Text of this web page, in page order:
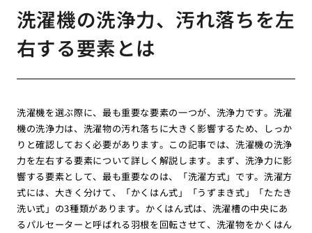
洗濯機の洗浄力、汚れ落ちを左
右する要素とは
洗濯機を選ぶ際に、最も重要な要素の一つが、洗浄力です。洗濯
機の洗浄力は、洗濯物の汚れ落ちに大きく影響するため、しっか
りと確認しておく必要があります。この記事では、洗濯機の洗浄
力を左右する要素について詳しく解説します。まず、洗浄力に影
響する要素として、最も重要なのは、「洗濯方式」です。洗濯方
式には、大きく分けて、「かくはん式」「うずまき式」「たたき
洗い式」の3種類があります。かくはん式は、洗濯槽の中央にあ
るパルセーターと呼ばれる羽根を回転させて、洗濯物をかくはん